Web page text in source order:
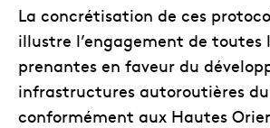
La concrétisation de ces
illustre l’engagement de toutes
prenantes en faveur du
infrastructures autoroutières du
conformément aux Hautes